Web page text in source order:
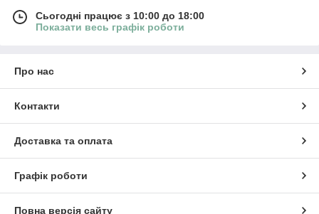
Сьогодні працює з 10:00 до 18:00
Показати весь графік роботи
Про нас
Контакти
Доставка та оплата
Графік роботи
Повна версія сайту